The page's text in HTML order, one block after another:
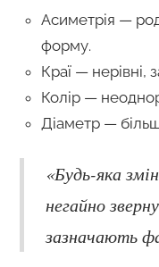
Асиметрія —
форму.
Краї — нерівні,
Колір —
Діаметр —
«Будь-яка
негайно
зазначають